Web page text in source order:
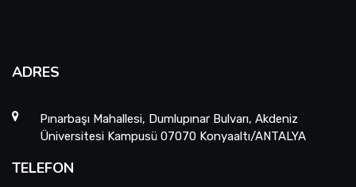
ADRES
Pınarbaşı Mahallesi, Dumlupınar Bulvarı, Akdeniz
Üniversitesi Kampusü 07070 Konyaaltı/ANTALYA
TELEFON